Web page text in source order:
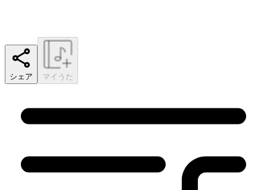
シェア マイうた